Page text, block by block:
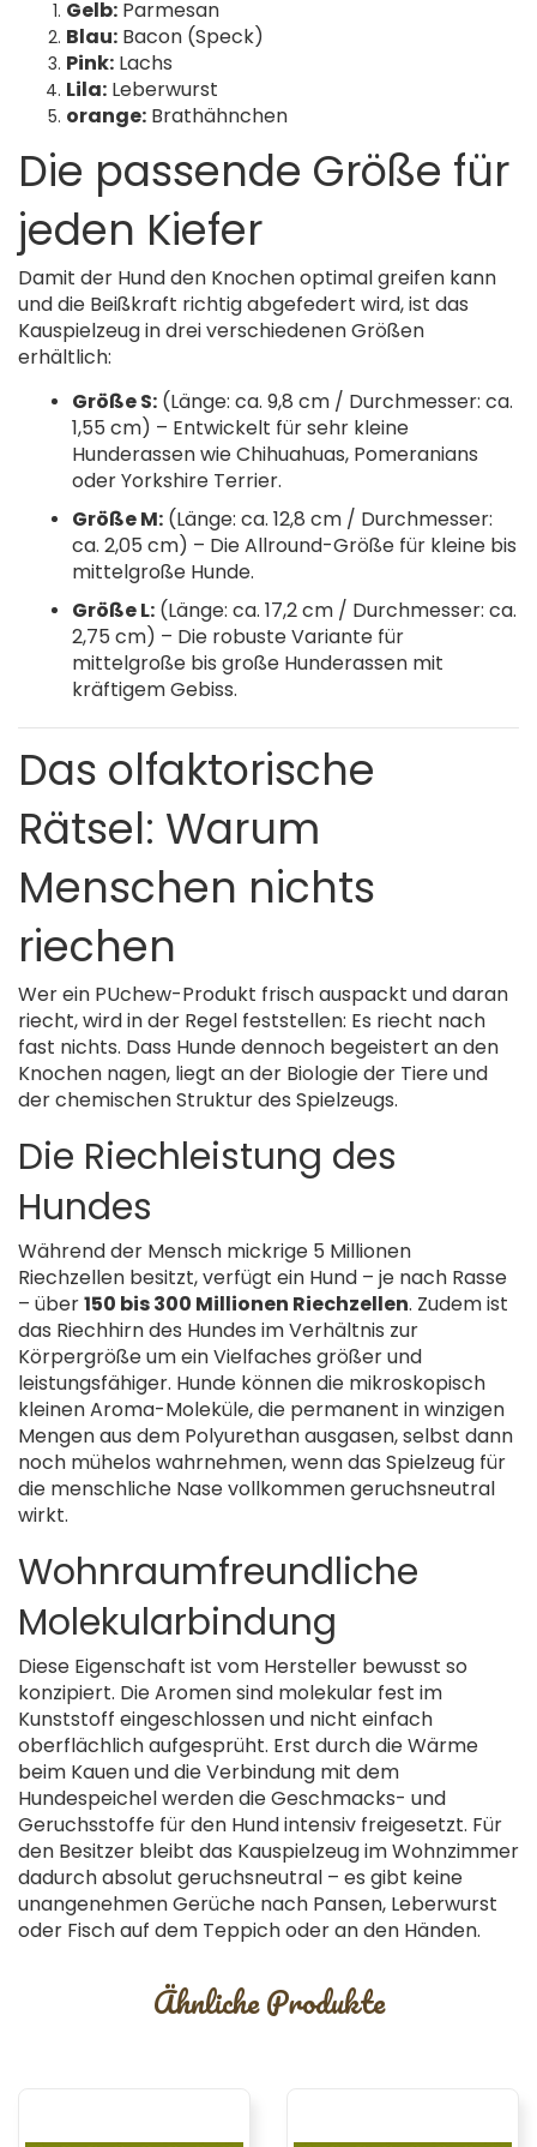
Gelb: Parmesan
Blau: Bacon (Speck)
Pink: Lachs
Lila: Leberwurst
orange: Brathähnchen
Die passende Größe für
jeden Kiefer
Damit der Hund den Knochen optimal greifen kann
und die Beißkraft richtig abgefedert wird, ist das
Kauspielzeug in drei verschiedenen Größen
erhältlich:
Größe S: (Länge: ca. 9,8 cm / Durchmesser: ca.
1,55 cm) – Entwickelt für sehr kleine
Hunderassen wie Chihuahuas, Pomeranians
oder Yorkshire Terrier.
Größe M: (Länge: ca. 12,8 cm / Durchmesser:
ca. 2,05 cm) – Die Allround-Größe für kleine bis
mittelgroße Hunde.
Größe L: (Länge: ca. 17,2 cm / Durchmesser: ca.
2,75 cm) – Die robuste Variante für
mittelgroße bis große Hunderassen mit
kräftigem Gebiss.
Das olfaktorische
Rätsel: Warum
Menschen nichts
riechen
Wer ein PUchew-Produkt frisch auspackt und daran
riecht, wird in der Regel feststellen: Es riecht nach
fast nichts. Dass Hunde dennoch begeistert an den
Knochen nagen, liegt an der Biologie der Tiere und
der chemischen Struktur des Spielzeugs.
Die Riechleistung des
Hundes
Während der Mensch mickrige 5 Millionen
Riechzellen besitzt, verfügt ein Hund – je nach Rasse
– über150 bis 300 Millionen Riechzellen. Zudem ist
das Riechhirn des Hundes im Verhältnis zur
Körpergröße um ein Vielfaches größer und
leistungsfähiger. Hunde können die mikroskopisch
kleinen Aroma-Moleküle, die permanent in winzigen
Mengen aus dem Polyurethan ausgasen, selbst dann
noch mühelos wahrnehmen, wenn das Spielzeug für
die menschliche Nase vollkommen geruchsneutral
wirkt.
Wohnraumfreundliche
Molekularbindung
Diese Eigenschaft ist vom Hersteller bewusst so
konzipiert. Die Aromen sind molekular fest im
Kunststoff eingeschlossen und nicht einfach
oberflächlich aufgesprüht. Erst durch die Wärme
beim Kauen und die Verbindung mit dem
Hundespeichel werden die Geschmacks- und
Geruchsstoffe für den Hund intensiv freigesetzt. Für
den Besitzer bleibt das Kauspielzeug im Wohnzimmer
dadurch absolut geruchsneutral – es gibt keine
unangenehmen Gerüche nach Pansen, Leberwurst
oder Fisch auf dem Teppich oder an den Händen.
Ähnliche Produkte